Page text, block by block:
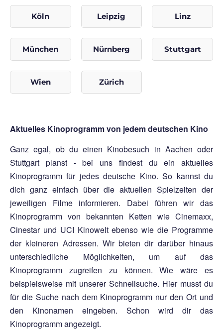
Köln Leipzig Linz
München Nürnberg Stuttgart
Wien Zürich
Aktuelles Kinoprogramm von jedem deutschen Kino
Ganz egal, ob du einen Kinobesuch in Aachen oder
Stuttgart planst - bei uns findest du ein aktuelles
Kinoprogramm für jedes deutsche Kino. So kannst du
dich ganz einfach über die aktuellen Spielzeiten der
jeweiligen Filme informieren. Dabei führen wir das
Kinoprogramm von bekannten Ketten wie Cinemaxx,
Cinestar und UCI Kinowelt ebenso wie die Programme
der kleineren Adressen. Wir bieten dir darüber hinaus
unterschiedliche Möglichkeiten, um auf das
Kinoprogramm zugreifen zu können. Wie wäre es
beispielsweise mit unserer Schnellsuche. Hier musst du
für die Suche nach dem Kinoprogramm nur den Ort und
den Kinonamen eingeben. Schon wird dir das
Kinoprogramm angezeigt.